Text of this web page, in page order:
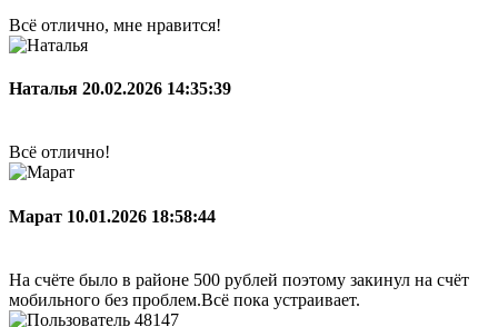
Всё отлично, мне нравится!
Наталья 20.02.2026 14:35:39
Всё отлично!
Марат 10.01.2026 18:58:44
На счёте было в районе 500 рублей поэтому закинул на счёт
мобильного без проблем.Всё пока устраивает.